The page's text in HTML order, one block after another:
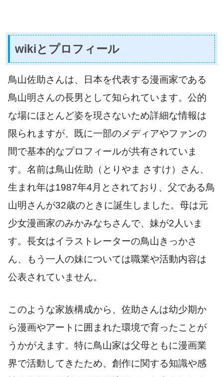
wikiとプロフィール
鳥山佐助さんは、日本を代表する漫画家である
鳥山明さんの長男として知られています。公的
な場にほとんど姿を現さないため詳細な情報は
限られますが、既に一部のメディアやファンの
間で基本的なプロフィールが共有されていま
す。名前は鳥山佐助（とりやま さすけ）さん、
生まれ年は1987年4月とされており、父である鳥
山明さんが32歳のときに誕生しました。母は元
少女漫画家のみかみなちさんで、妹が2人いま
す。長女はイラストレーターの鳥山きっかさ
ん、もう一人の妹については職業や活動内容は
公表されていません。
このような家族構成から、佐助さんは幼少期か
ら漫画やアートに囲まれた環境で育ったことが
うかがえます。特に鳥山家は父母ともに漫画業
界で活動してきたため、創作に関する知識や感